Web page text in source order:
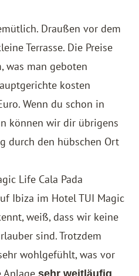
Draußen vor dem
Terrasse. Die Preise
was man geboten
kosten
Wenn du schon in
können wir dir übrigens
durch den hübschen Ort
Life Cala Pada
Ibiza im HotelTUI Magic
weiß, dass wir keine
sind. Trotzdem
wohlgefühlt, was vor